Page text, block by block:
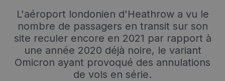
Événements à venir
L'aéroport londonien d'Heathrow a vu le
nombre de passagers en transit sur son
site reculer encore en 2021 par rapport à
une année 2020 déjà noire, le variant
Omicron ayant provoqué des annulations
de vols en série.